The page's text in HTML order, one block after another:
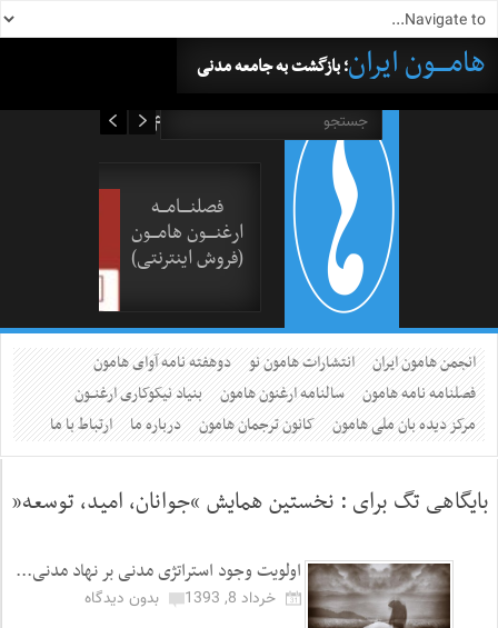
هامــــون ایران؛ بازگشت به جامعه مدنی
فصلنــــامـــه
ارغنــــون هامـــون
(فروش اینترنتی)
انجمن هامون ایران انتشارات هامون نو
دوهفته نامه آوای هامون
فصلنامه نامه هامون
سالنامه ارغنون هامون
بنیاد نیکوکاری ارغنــون
مرکز دیده بان ملی هامون
کانون ترجمان هامون درباره ما ارتباط با ما
بایگاهی تگ برای : نخستین همایش “جوانان، امید، توسعه”
اولویت وجود استراتژی مدنی بر نهاد مدنی...
خرداد 8, 1393
بدون دیدگاه